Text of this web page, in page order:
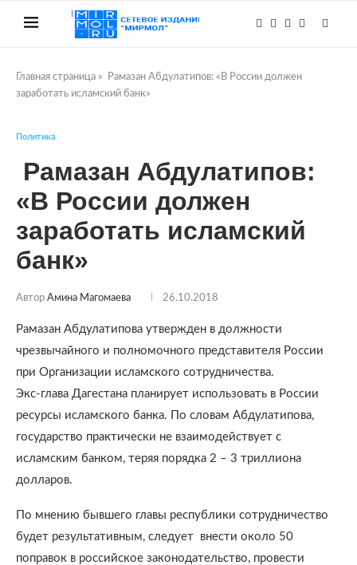
Главная страница »
Рамазан Абдулатипов: «В России должен
заработать исламский банк»
Политика
Рамазан Абдулатипов:
«В России должен
заработать исламский
банк»
Автор Амина Магомаева 26.10.2018
Рамазан Абдулатипова утвержден в должности
чрезвычайного и полномочного представителя России
при Организации исламского сотрудничества.
Экс-глава Дагестана планирует использовать в России
ресурсы исламского банка. По словам Абдулатипова,
государство практически не взаимодействует с
исламским банком, теряя порядка 2 – 3 триллиона
долларов.
По мнению бывшего главы республики сотрудничество
будет результативным, следует внести около 50
поправок в российское законодательство, провести